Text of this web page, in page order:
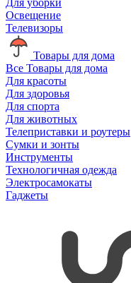
Освещение
Телевизоры
Товары для дома
Все Товары для дома
Для красоты
Для здоровья
Для спорта
Для животных
Телеприставки и роутеры
Сумки и зонты
Инструменты
Технологичная одежда
Электросамокаты
Гаджеты